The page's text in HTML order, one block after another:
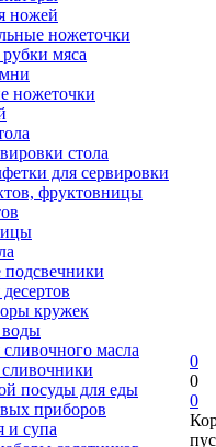
ножей
ножеточки
мяса
ножеточки
стола
для сервировки
фруктовницы
подсвечники
кружек
масла
посуды для еды
приборов
и супа
0
0
0